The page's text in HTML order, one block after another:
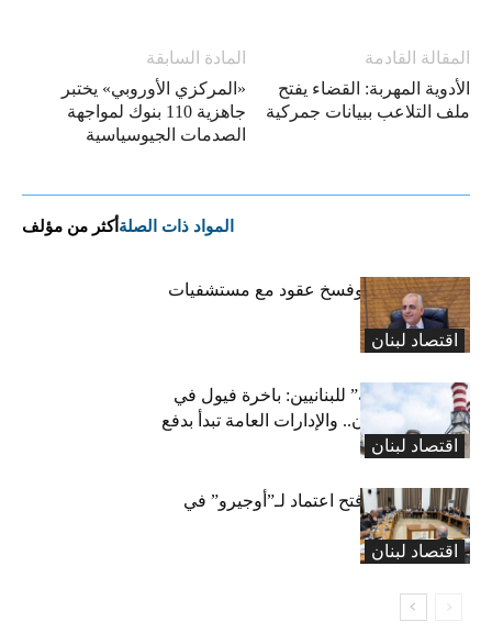
المادة السابقة
«المركزي الأوروبي» يختبر
جاهزية 110 بنوك لمواجهة
الصدمات الجيوسياسية
المقالة القادمة
الأدوية المهربة: القضاء يفتح
ملف التلاعب ببيانات جمركية
المواد ذات الصلة أكثر من مؤلف
اقتصاد لبنان
كركي: إنذارات وفسخ عقود مع مستشفيات
مخالفة
اقتصاد لبنان
بشرى “كهربائية” للبنانيين: باخرة فيول في
طريقها إلى لبنان.. والإدارات العامة تبدأ بدفع
متوجباتها
اقتصاد لبنان
لجنة المال تقرّ فتح اعتماد لـ”أوجيرو” في
موازنة 2026